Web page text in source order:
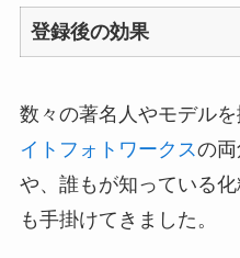
登録後の効果
数々の著名人やモデル
イトフォトワークスの
や、誰もが知っている
も手掛けてきました。